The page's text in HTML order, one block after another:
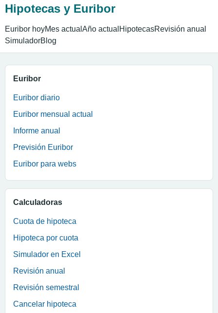
Hipotecas y Euribor
Euribor hoyMes actual Año actual HipotecasRevisión anual
SimuladorBlog
Euribor
Euribor diario
Euribor mensual actual
Informe anual
Previsión Euribor
Euribor para webs
Calculadoras
Cuota de hipoteca
Hipoteca por cuota
Simulador en Excel
Revisión anual
Revisión semestral
Cancelar hipoteca